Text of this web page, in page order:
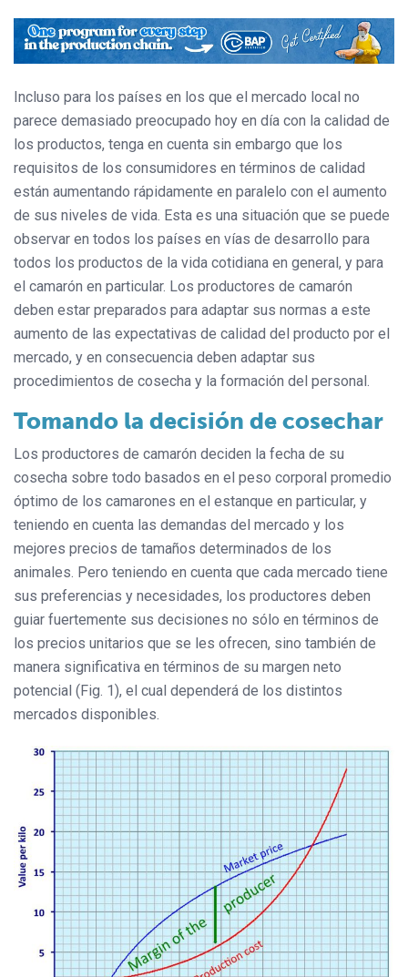
Incluso para los países en los que el mercado local no
parece demasiado preocupado hoy en día con la calidad de
los productos, tenga en cuenta sin embargo que los
requisitos de los consumidores en términos de calidad
están aumentando rápidamente en paralelo con el aumento
de sus niveles de vida. Esta es una situación que se puede
observar en todos los países en vías de desarrollo para
todos los productos de la vida cotidiana en general, y para
el camarón en particular. Los productores de camarón
deben estar preparados para adaptar sus normas a este
aumento de las expectativas de calidad del producto por el
mercado, y en consecuencia deben adaptar sus
procedimientos de cosecha y la formación del personal.
Tomando la decisión de cosechar
Los productores de camarón deciden la fecha de su
cosecha sobre todo basados en el peso corporal promedio
óptimo de los camarones en el estanque en particular, y
teniendo en cuenta las demandas del mercado y los
mejores precios de tamaños determinados de los
animales. Pero teniendo en cuenta que cada mercado tiene
sus preferencias y necesidades, los productores deben
guiar fuertemente sus decisiones no sólo en términos de
los precios unitarios que se les ofrecen, sino también de
manera significativa en términos de su margen neto
potencial (Fig. 1), el cual dependerá de los distintos
mercados disponibles.